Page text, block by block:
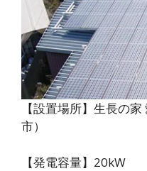
【設置場所】生長の
市）
【発電容量】20kW